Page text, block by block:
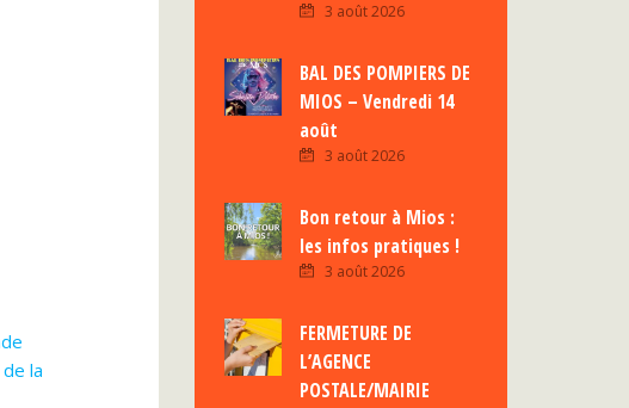
la
3 août 2026
BAL DES POMPIERS DE
MIOS – Vendredi 14
août
3 août 2026
Bon retour à Mios :
les infos pratiques !
3 août 2026
FERMETURE DE
L’AGENCE
POSTALE/MAIRIE